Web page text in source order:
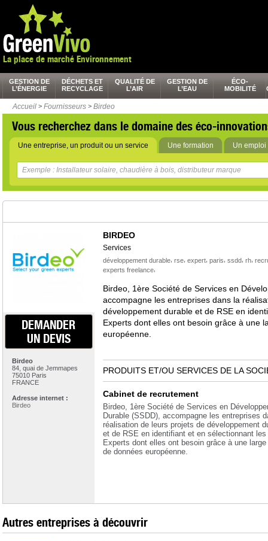
La place de marché Environnement
GESTION DE
L’ÉNERGIE
DÉCHETS ET
RECYCLAGE
QUALITÉ DE
L’AIR
GESTION DE
L’EAU
ÉCO-
MOBILITÉ
Accueil > Fournisseurs > Birdeo
Vous recherchez dans le domaine des éco-
Une entreprise, un produit ou un service Une formation Un emploi
DEMANDER
UN DEVIS
Birdeo
84, quai de Jemmapes
75010 Paris
FRANCE
Adresse internet :
Birdeo
BIRDEO
Services
développement durable, rse, expert, paris ssdd, rh,
experts freelance,
Birdeo, 1ère Société de Services en
accompagne les entreprises dans la
développement durable et de RSE en
Experts dont elles ont besoin grâce à une
européenne.
PRODUITS ET/OU SERVICES DE LA
Cabinet de recrutement
Birdeo, 1ère Société de Services en
Durable (SSDD), accompagne les entreprises
réalisation de leurs projets de développement
et de RSE en identifiant et en sélectionnant les
Experts dont elles ont besoin grâce à une large
de données européenne.
Autres entreprises à découvrir